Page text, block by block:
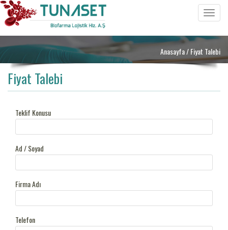
Toggle
Anasayfa/ Fiyat Talebi
Fiyat Talebi
Teklif Konusu
Ad / Soyad
Firma Adı
Telefon